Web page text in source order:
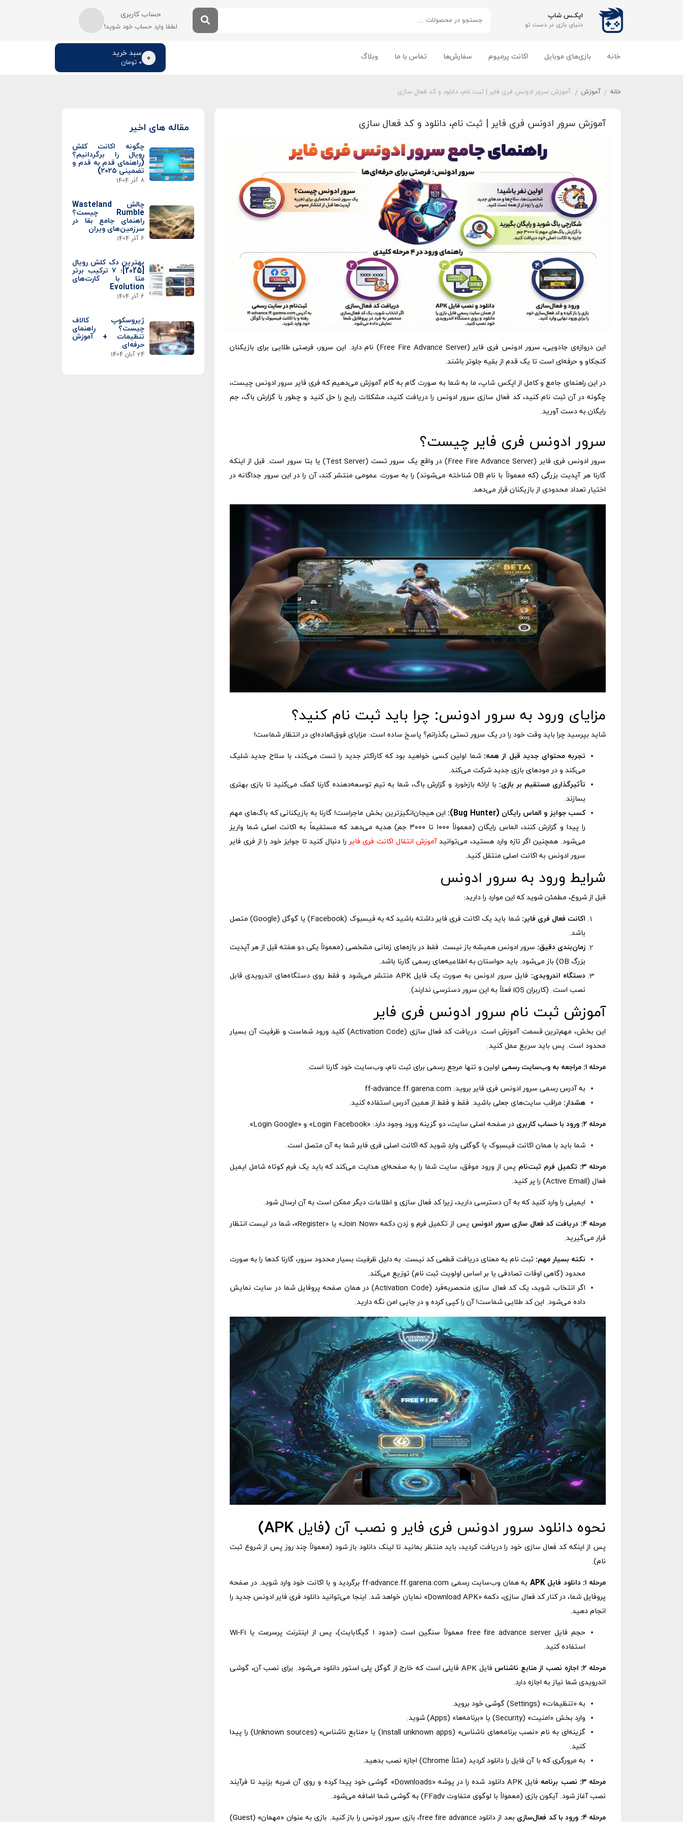
اپکـس شاپ
دنیای بازی‌ در دست تو
حساب کاربری
لطفا وارد حساب خود شوید!
خانه بازی‌های موبایل اکانت پرمیوم سفارش‌ها تماس با ما وبلاگ سبد خرید
تومان۰
0
خانه / آموزش / آموزش سرور ادونس فری فایر | ثبت نام، دانلود و کد فعال سازی
آموزش سرور ادونس فری فایر | ثبت نام، دانلود و کد فعال سازی
این دروازه‌ی جادویی، سرور ادونس فری فایر (Free Fire Advance Server) نام دارد. این سرور، فرصتی طلایی برای بازیکنان
کنجکاو و حرفه‌ای است تا یک قدم از بقیه جلوتر باشند.
در این راهنمای جامع و کامل از اپکس شاپ، ما به شما به صورت گام به گام آموزش می‌دهیم که فری فایر سرور ادونس چیست،
چگونه در آن ثبت نام کنید، کد فعال سازی سرور ادونس را دریافت کنید، مشکلات رایج را حل کنید و چطور با گزارش باگ، جم
رایگان به دست آورید.
سرور ادونس فری فایر چیست؟
سرور ادونس فری فایر (Free Fire Advance Server) در واقع یک سرور تست (Test Server) یا بتا سرور است. قبل از اینکه
گارنا هر آپدیت بزرگی (که معمولاً با نام OB شناخته می‌شوند) را به صورت عمومی منتشر کند، آن را در این سرور جداگانه در
اختیار تعداد محدودی از بازیکنان قرار می‌دهد.
مزایای ورود به سرور ادونس: چرا باید ثبت نام کنید؟
شاید بپرسید چرا باید وقت خود را در یک سرور تستی بگذرانم؟ پاسخ ساده است: مزایای فوق‌العاده‌ای در انتظار شماست!
تجربه محتوای جدید قبل از همه: شما اولین کسی خواهید بود که کاراکتر جدید را تست می‌کند، با سلاح جدید شلیک
می‌کند و در مودهای بازی جدید شرکت می‌کند.
تأثیرگذاری مستقیم بر بازی: با ارائه بازخورد و گزارش باگ، شما به تیم توسعه‌دهنده گارنا کمک می‌کنید تا بازی بهتری
بسازند.
کسب جوایز و الماس رایگان (Bug Hunter):
این هیجان‌انگیزترین بخش ماجراست! گارنا به بازیکنانی که باگ‌های مهم
را پیدا و گزارش کنند، الماس رایگان (معمولاً ۱۰۰۰ تا ۳۰۰۰ جم) هدیه می‌دهد که مستقیماً به اکانت اصلی شما واریز
می‌شود. همچنین اگر تازه وارد هستید، می‌توانیدآموزش انتقال اکانت فری فایر را دنبال کنید تا جوایز خود را از فری فایر
سرور ادونس به اکانت اصلی منتقل کنید.
شرایط ورود به سرور ادونس
قبل از شروع، مطمئن شوید که این موارد را دارید:
اکانت فعال فری فایر:
شما باید یک اکانت فری فایر داشته باشید که به فیسبوک (Facebook) یا گوگل (Google) متصل
باشد.
زمان‌بندی دقیق: سرور ادونس همیشه باز نیست. فقط در بازه‌های زمانی مشخصی (معمولاً یکی دو هفته قبل از هر آپدیت
بزرگ OB) باز می‌شود. باید حواستان به اطلاعیه‌های رسمی گارنا باشد.
دستگاه اندرویدی:
فایل سرور ادونس به صورت یک فایل APK منتشر می‌شود و فقط روی دستگاه‌های اندرویدی قابل
نصب است. (کاربران iOS فعلاً به این سرور دسترسی ندارند).
آموزش ثبت نام سرور ادونس فری فایر
این بخش، مهم‌ترین قسمت آموزش است. دریافت کد فعال سازی (Activation Code) کلید ورود شماست و ظرفیت آن بسیار
محدود است. پس باید سریع عمل کنید.
مرحله ۱: مراجعه به وب‌سایت رسمی اولین و تنها مرجع رسمی برای ثبت نام، وب‌سایت خود گارنا است.
به آدرس رسمی سرور ادونس فری فایر بروید: ff-advance.ff.garena.com
هشدار: مراقب سایت‌های جعلی باشید. فقط و فقط از همین آدرس استفاده کنید.
مرحله ۲: ورود با حساب کاربری در صفحه اصلی سایت، دو گزینه ورود وجود دارد: «Login Facebook» و «Login Google».
شما باید با همان اکانت فیسبوک یا گوگلی وارد شوید که اکانت اصلی فری فایر شما به آن متصل است.
مرحله ۳: تکمیل فرم ثبت‌نام
پس از ورود موفق، سایت شما را به صفحه‌ای هدایت می‌کند که باید یک فرم کوتاه شامل ایمیل
فعال (Active Email) را پر کنید.
ایمیلی را وارد کنید که به آن دسترسی دارید، زیرا کد فعال سازی و اطلاعات دیگر ممکن است به آن ارسال شود.
مرحله ۴: دریافت کد فعال سازی سرور ادونس
پس از تکمیل فرم و زدن دکمه «Join Now» یا «Register»، شما در لیست انتظار
قرار می‌گیرید.
نکته بسیار مهم: ثبت نام به معنای دریافت قطعی کد نیست. به دلیل ظرفیت بسیار محدود سرور، گارنا کدها را به صورت
محدود (گاهی اوقات تصادفی یا بر اساس اولویت ثبت نام) توزیع می‌کند.
اگر انتخاب شوید، یک کد فعال سازی منحصربه‌فرد (Activation Code) در همان صفحه پروفایل شما در سایت نمایش
داده می‌شود. این کد طلایی شماست! آن را کپی کرده و در جایی امن نگه دارید.
نحوه دانلود سرور ادونس فری فایر و نصب آن (فایل APK)
پس از اینکه کد فعال سازی خود را دریافت کردید، باید منتظر بمانید تا لینک دانلود باز شود (معمولاً چند روز پس از شروع ثبت
نام).
مرحله ۱: دانلود فایل APK
به همان وب‌سایت رسمی ff-advance.ff.garena.com برگردید و با اکانت خود وارد شوید. در صفحه
پروفایل شما، در کنار کد فعال سازی، دکمه «Download APK» نمایان خواهد شد. اینجا می‌توانید دانلود فری فایر ادونس جدید را
انجام دهید.
حجم فایل free fire advance server معمولاً سنگین است (حدود ۱ گیگابایت)، پس از اینترنت پرسرعت یا Wi-Fi
استفاده کنید.
مرحله ۲: اجازه نصب از منابع ناشناس
فایل APK فایلی است که خارج از گوگل پلی استور دانلود می‌شود. برای نصب آن، گوشی
اندرویدی شما نیاز به اجازه دارد.
به «تنظیمات» (Settings) گوشی خود بروید.
وارد بخش «امنیت» (Security) یا «برنامه‌ها» (Apps) شوید.
گزینه‌ای به نام «نصب برنامه‌های ناشناس» (Install unknown apps) یا «منابع ناشناس» (Unknown sources) را پیدا
کنید.
به مرورگری که با آن فایل را دانلود کردید (مثلاً Chrome) اجازه نصب بدهید.
مرحله ۳: نصب برنامه
فایل APK دانلود شده را در پوشه «Downloads» گوشی خود پیدا کرده و روی آن ضربه بزنید تا فرآیند
نصب آغاز شود. آیکون بازی (معمولاً با لوگوی متفاوت FFadv) به گوشی شما اضافه می‌شود.
مرحله ۴: ورود با کد فعال‌سازی بعد از دانلود free fire advance، بازی سرور ادونس را باز کنید. بازی به عنوان «مهمان» (Guest)
مقاله های اخیر
چگونه اکانت کلش
رویال را برگردانیم؟
(راهنمای قدم به قدم و
تضمینی ۲۰۲۵)
8 آذر 1404
چالش Wasteland
Rumble چیست؟
راهنمای جامع بقا در
سرزمین‌های ویران
6 آذر 1404
بهترین دک کلش رویال
[2025]؛ ۷ ترکیب برتر
متا با کارت‌های
Evolution
6 آذر 1404
ژیروسکوپ کالاف
چیست؟ راهنمای
تنظیمات + آموزش
حرفه‌ای
24 آبان 1404